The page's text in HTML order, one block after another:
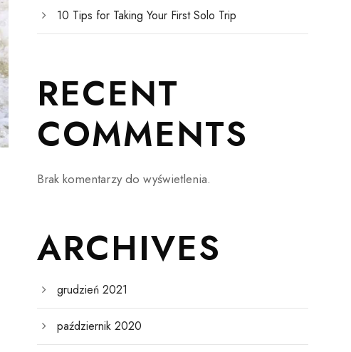
10 Tips for Taking Your First Solo Trip
RECENT
COMMENTS
Brak komentarzy do wyświetlenia.
ARCHIVES
grudzień 2021
październik 2020